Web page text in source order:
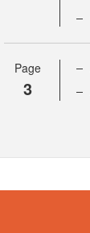
Page
3